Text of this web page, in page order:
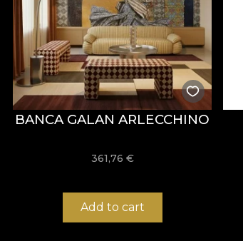
BANCA GALAN ARLECCHINO
361,76 €
Add to cart